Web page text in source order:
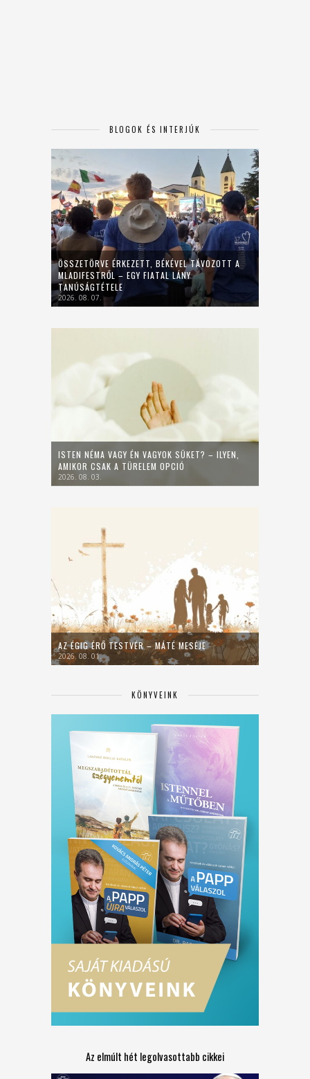
BLOGOK ÉS INTERJÚK
ÖSSZETÖRVE ÉRKEZETT, BÉKÉVEL TÁVOZOTT A
MLADIFESTRŐL – EGY FIATAL LÁNY
TANÚSÁGTÉTELE
2026. 08. 07.
ISTEN NÉMA VAGY ÉN VAGYOK SÜKET? – ILYEN,
AMIKOR CSAK A TÜRELEM OPCIÓ
2026. 08. 03.
AZ ÉGIG ÉRŐ TESTVÉR – MÁTÉ MESÉJE
2026. 08. 01.
KÖNYVEINK
Az elmúlt hét legolvasottabb cikkei